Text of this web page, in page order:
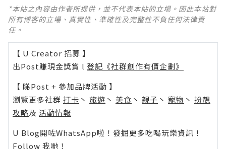
*本站之內容由作者所提供，並不代表本站的立場。因此本站對
所有博客的立場、真實性、準確性及完整性不負任何法律責
任。
【 U Creator 招募 】
出Post賺現金獎賞 l 登記《社群創作有價企劃》
【 睇Post + 參加品牌活動 】
瀏覽更多社群 打卡 丶 旅遊 丶 美食 丶 親子 丶 寵物 丶 扮靚
攻略及 活動情報
U Blog開咗WhatsApp啦！發掘更多吃喝玩樂資訊！
Follow 我哋 ！